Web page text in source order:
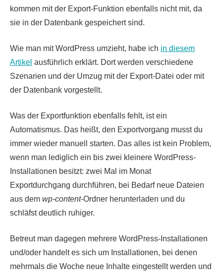
kommen mit der Export-Funktion ebenfalls nicht mit, da
sie in der Datenbank gespeichert sind.
Wie man mit WordPress umzieht, habe ich in diesem
Artikel ausführlich erklärt. Dort werden verschiedene
Szenarien und der Umzug mit der Export-Datei oder mit
der Datenbank vorgestellt.
Was der Exportfunktion ebenfalls fehlt, ist ein
Automatismus. Das heißt, den Exportvorgang musst du
immer wieder manuell starten. Das alles ist kein Problem,
wenn man lediglich ein bis zwei kleinere WordPress-
Installationen besitzt: zwei Mal im Monat
Exportdurchgang durchführen, bei Bedarf neue Dateien
aus dem wp-content-Ordner herunterladen und du
schläfst deutlich ruhiger.
Betreut man dagegen mehrere WordPress-Installationen
und/oder handelt es sich um Installationen, bei denen
mehrmals die Woche neue Inhalte eingestellt werden und